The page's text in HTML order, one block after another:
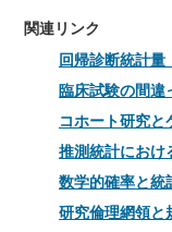
関連リンク
回帰診断統計量
臨床試験の間違
コホート研究と
推測統計におけ
数学的確率と統
研究倫理網領と